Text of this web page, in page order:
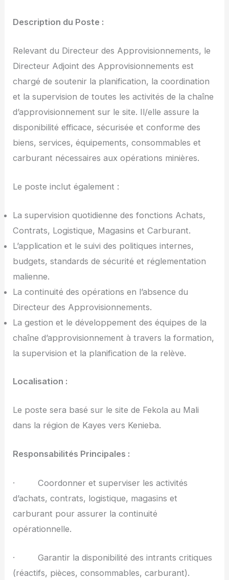
Description du Poste :
Relevant du Directeur des Approvisionnements, le
Directeur Adjoint des Approvisionnements est
chargé de soutenir la planification, la coordination
et la supervision de toutes les activités de la chaîne
d’approvisionnement sur le site. Il/elle assure la
disponibilité efficace, sécurisée et conforme des
biens, services, équipements, consommables et
carburant nécessaires aux opérations minières.
Le poste inclut également :
La supervision quotidienne des fonctions Achats,
Contrats, Logistique, Magasins et Carburant.
L’application et le suivi des politiques internes,
budgets, standards de sécurité et réglementation
malienne.
La continuité des opérations en l’absence du
Directeur des Approvisionnements.
La gestion et le développement des équipes de la
chaîne d’approvisionnement à travers la formation,
la supervision et la planification de la relève.
Localisation :
Le poste sera basé sur le site de Fekola au Mali
dans la région de Kayes vers Kenieba.
Responsabilités Principales :
· Coordonner et superviser les activités
d’achats, contrats, logistique, magasins et
carburant pour assurer la continuité
opérationnelle.
· Garantir la disponibilité des intrants critiques
(réactifs, pièces, consommables, carburant).